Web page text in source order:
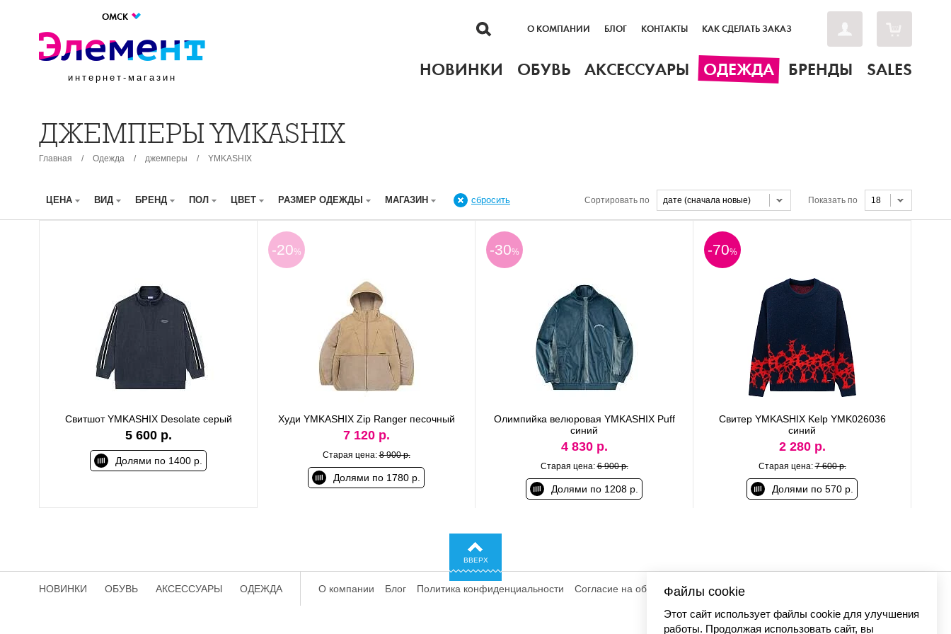
ОМСК
интернет-магазин
О КОМПАНИИ БЛОГ КОНТАКТЫ КАК СДЕЛАТЬ ЗАКАЗ
НОВИНКИ ОБУВЬ АКСЕССУАРЫ ОДЕЖДА БРЕНДЫ SALES
ДЖЕМПЕРЫ YMKASHIX
Главная / Одежда / джемперы / YMKASHIX
Показать по 18
Сортировать по дате (сначала новые)
ЦЕНА ВИД БРЕНД ПОЛ ЦВЕТ РАЗМЕР ОДЕЖДЫ МАГАЗИН сбросить
Свитшот YMKASHIX Desolate серый
5 600 р.
Долями по 1400 р.
-20%
Худи YMKASHIX Zip Ranger песочный
7 120 р.
Старая цена:8 900 р.
Долями по 1780 р.
-30%
Олимпийка велюровая YMKASHIX Puff
синий
4 830 р.
Старая цена:6 900 р.
Долями по 1208 р.
-70%
Свитер YMKASHIX Kelp YMK026036
синий
2 280 р.
Старая цена:7 600 р.
Долями по 570 р.
ВВЕРХ
© «Элемент». 2013-2026 Все права защищены.
НОВИНКИ ОБУВЬ АКСЕССУАРЫ ОДЕЖДА О компании Блог Политика конфиденциальности Согласие на обработкуФайлы cookie
Этот сайт использует файлы cookie для улучшения
работы. Продолжая использовать сайт, вы